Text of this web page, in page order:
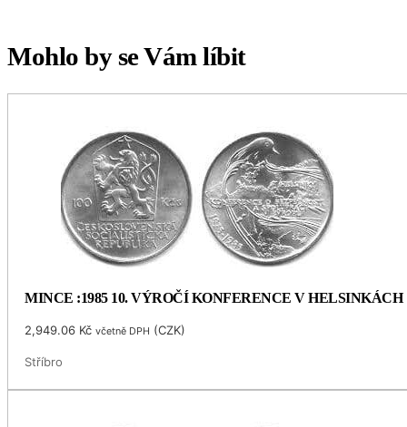
Mohlo by se Vám líbit
MINCE :1985 10. VÝROČÍ KONFERENCE V HELSINKÁCH
2,949.06 Kč včetně DPH (CZK)
Stříbro